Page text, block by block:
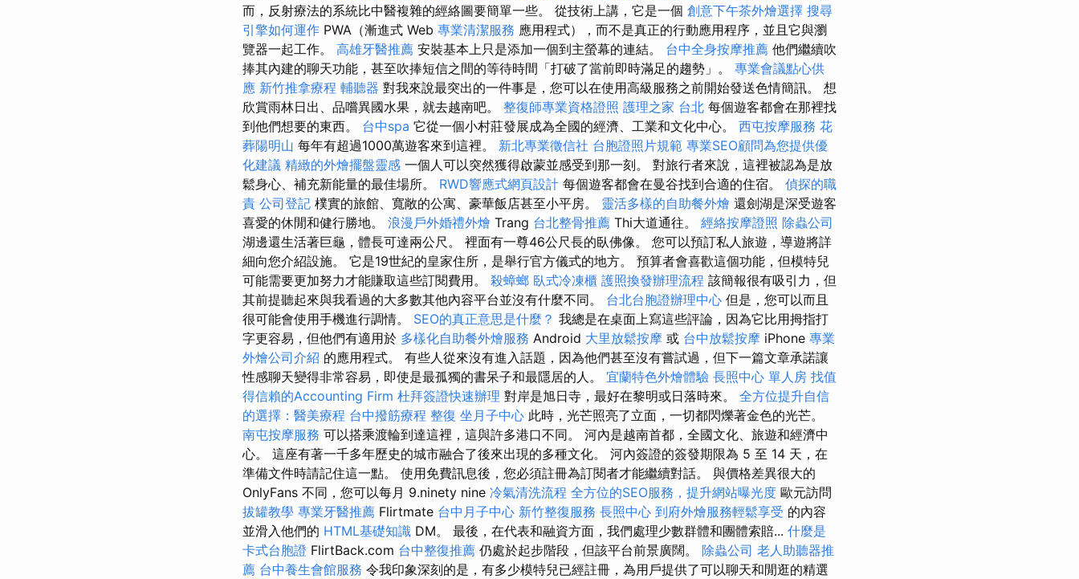
而，反射療法的系統比中醫複雜的經絡圖要簡單一些。 從技術上講，它是一個 創意下午茶外燴選擇 搜尋
引擎如何運作 PWA（漸進式 Web 專業清潔服務 應用程式），而不是真正的行動應用程序，並且它與瀏
覽器一起工作。 高雄牙醫推薦 安裝基本上只是添加一個到主螢幕的連結。 台中全身按摩推薦 他們繼續吹
捧其內建的聊天功能，甚至吹捧短信之間的等待時間「打破了當前即時滿足的趨勢」。 專業會議點心供
應 新竹推拿療程 輔聽器 對我來說最突出的一件事是，您可以在使用高級服務之前開始發送色情簡訊。 想
欣賞雨林日出、品嚐異國水果，就去越南吧。 整復師專業資格證照 護理之家 台北 每個遊客都會在那裡找
到他們想要的東西。 台中spa 它從一個小村莊發展成為全國的經濟、工業和文化中心。 西屯按摩服務 花
葬陽明山 每年有超過1000萬遊客來到這裡。 新北專業徵信社 台胞證照片規範 專業SEO顧問為您提供優
化建議 精緻的外燴擺盤靈感 一個人可以突然獲得啟蒙並感受到那一刻。 對旅行者來說，這裡被認為是放
鬆身心、補充新能量的最佳場所。 RWD響應式網頁設計 每個遊客都會在曼谷找到合適的住宿。 偵探的職
責 公司登記 樸實的旅館、寬敞的公寓、豪華飯店甚至小平房。 靈活多樣的自助餐外燴 還劍湖是深受遊客
喜愛的休閒和健行勝地。 浪漫戶外婚禮外燴 Trang 台北整骨推薦 Thi大道通往。 經絡按摩證照 除蟲公司
湖邊還生活著巨龜，體長可達兩公尺。 裡面有一尊46公尺長的臥佛像。 您可以預訂私人旅遊，導遊將詳
細向您介紹設施。 它是19世紀的皇家住所，是舉行官方儀式的地方。 預算者會喜歡這個功能，但模特兒
可能需要更加努力才能賺取這些訂閱費用。 殺蟑螂 臥式冷凍櫃 護照換發辦理流程 該簡報很有吸引力，但
其前提聽起來與我看過的大多數其他內容平台並沒有什麼不同。 台北台胞證辦理中心 但是，您可以而且
很可能會使用手機進行調情。 SEO的真正意思是什麼？ 我總是在桌面上寫這些評論，因為它比用拇指打
字更容易，但他們有適用於 多樣化自助餐外燴服務 Android 大里放鬆按摩 或 台中放鬆按摩 iPhone 專業
外燴公司介紹 的應用程式。 有些人從來沒有進入話題，因為他們甚至沒有嘗試過，但下一篇文章承諾讓
性感聊天變得非常容易，即使是最孤獨的書呆子和最隱居的人。 宜蘭特色外燴體驗 長照中心 單人房 找值
得信賴的Accounting Firm 杜拜簽證快速辦理 對岸是旭日寺，最好在黎明或日落時來。 全方位提升自信
的選擇：醫美療程 台中撥筋療程 整復 坐月子中心 此時，光芒照亮了立面，一切都閃爍著金色的光芒。
南屯按摩服務 可以搭乘渡輪到達這裡，這與許多港口不同。 河內是越南首都，全國文化、旅遊和經濟中
心。 這座有著一千多年歷史的城市融合了後來出現的多種文化。 河內簽證的簽發期限為 5 至 14 天，在
準備文件時請記住這一點。 使用免費訊息後，您必須註冊為訂閱者才能繼續對話。 與價格差異很大的
OnlyFans 不同，您可以每月 9.ninety nine 冷氣清洗流程 全方位的SEO服務，提升網站曝光度 歐元訪問
拔罐教學 專業牙醫推薦 Flirtmate 台中月子中心 新竹整復服務 長照中心 到府外燴服務輕鬆享受 的內容
並滑入他們的 HTML基礎知識 DM。 最後，在代表和融資方面，我們處理少數群體和團體索賠... 什麼是
卡式台胞證 FlirtBack.com 台中整復推薦 仍處於起步階段，但該平台前景廣闊。 除蟲公司 老人助聽器推
薦 台中養生會館服務 令我印象深刻的是，有多少模特兒已經註冊，為用戶提供了可以聊天和閒逛的精選